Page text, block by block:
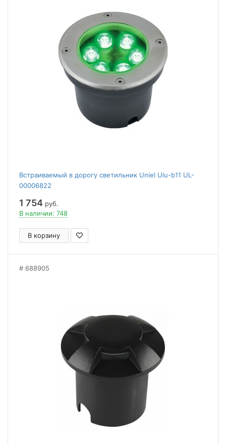
Встраиваемый в дорогу светильник Uniel Ulu-b11 UL-
00006822
1 754 руб.
В наличии: 748
В корзину
688905